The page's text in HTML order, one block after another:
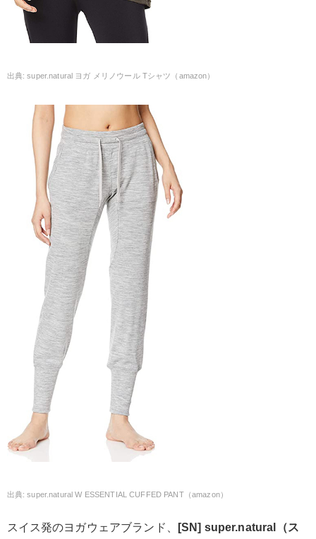
super.natural ヨガ メリノウール Tシャツ（amazon）
super.natural W ESSENTIAL CUFFED PANT（amazon）
スイス発のヨガウェアブランド、
[SN] super.natural（ス